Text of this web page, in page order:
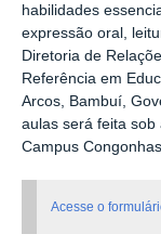
habilidades
expressão oral,
Diretoria de
Referência em
Arcos, Bambuí,
aulas será feita
Campus Congonhas.
Acesse o